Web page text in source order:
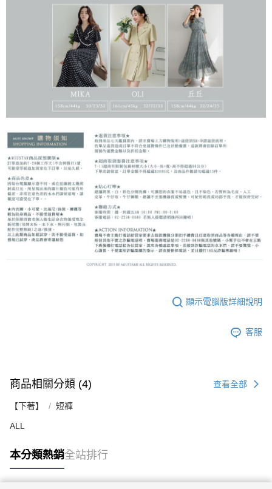
顯示電腦版詳細說明
客服
商品相關分類 (4) 查看全部
【下著】 短褲
ALL
本分類熱銷全站排行